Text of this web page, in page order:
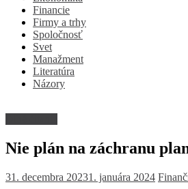
Noviny
Denník
ekonomike
spoločnosti
Financie
Firmy a trhy
Spoločnosť
Svet
Manažment
Literatúra
Názory
Nie plán na záchranu
31. decembra 20231. januára 2024